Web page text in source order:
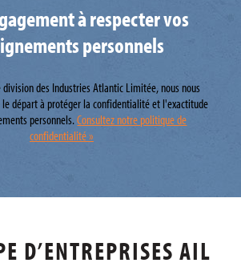
à respecter vos
personnels
division des Industries Atlantic Limitée, nous nous
le départ à protéger la confidentialité et l'exactitude
personnels.Consultez notre politique de
confidentialité »
D’ENTREPRISES AIL